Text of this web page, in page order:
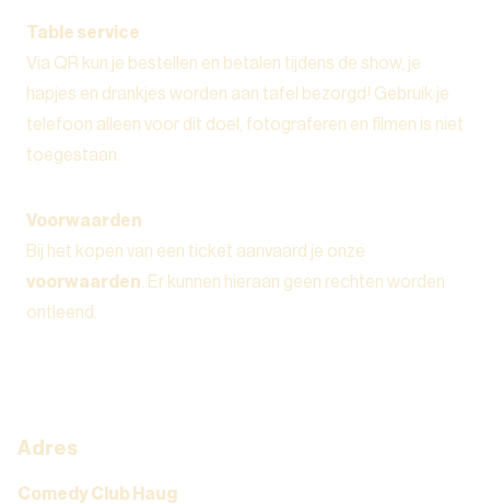
Table service
Via QR kun je bestellen en betalen tijdens de show, je
hapjes en drankjes worden aan tafel bezorgd! Gebruik je
telefoon alleen voor dit doel, fotograferen en filmen is niet
toegestaan.
Voorwaarden
Bij het kopen van een ticket aanvaard je onze
voorwaarden . Er kunnen hieraan geen rechten worden
ontleend.
Adres
Comedy Club Haug